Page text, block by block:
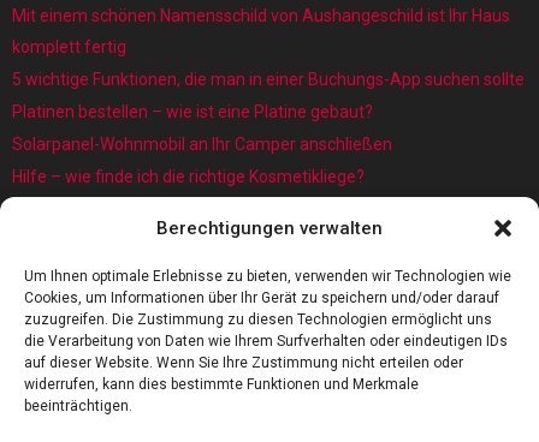
Berechtigungen verwalten
Um Ihnen optimale Erlebnisse zu bieten, verwenden wir Technologien wie
Cookies, um Informationen über Ihr Gerät zu speichern und/oder darauf
zuzugreifen. Die Zustimmung zu diesen Technologien ermöglicht uns
die Verarbeitung von Daten wie Ihrem Surfverhalten oder eindeutigen IDs
auf dieser Website. Wenn Sie Ihre Zustimmung nicht erteilen oder
widerrufen, kann dies bestimmte Funktionen und Merkmale
beeinträchtigen.
Mit einem schönen Namensschild von Aushangeschild ist Ihr Haus
komplett fertig
5 wichtige Funktionen, die man in einer Buchungs-App suchen sollte
Platinen bestellen – wie ist eine Platine gebaut?
Solarpanel-Wohnmobil an Ihr Camper anschließen
Hilfe – wie finde ich die richtige Kosmetikliege?
Kaffee rösten: Das Röstverfahren ist wichtig für das Aroma
5 Gründe, warum jedes Baby einen Baby Schwimmring benötigt